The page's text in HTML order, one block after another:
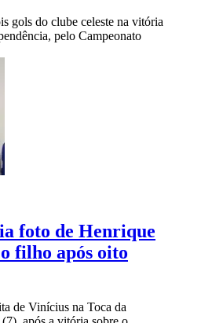
gols do clube celeste na vitória
pelo Campeonato
foto de Henrique
filho após oito
de Vinícius na Toca da